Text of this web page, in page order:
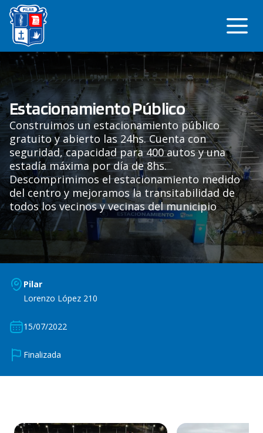
Saltar
contenido
Estacionamiento Público
Construimos un estacionamiento público
gratuito y abierto las 24hs. Cuenta con
seguridad, capacidad para 400 autos y una
estadía máxima por día de 8hs.
Descomprimimos el estacionamiento medido
del centro y mejoramos la transitabilidad de
todos los vecinos y vecinas del municipio
Pilar
Lorenzo López 210
15/07/2022
Finalizada